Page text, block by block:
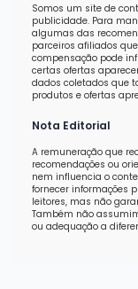
Somos um site de
publicidade. Para
algumas das
parceiros afiliados
compensação pode
certas ofertas
dados coletados que
produtos e ofertas
Nota Editorial
A remuneração que
recomendações ou
nem influencia o
fornecer informações
leitores, mas não
Também não
ou adequação a